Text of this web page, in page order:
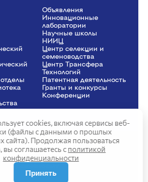
Объявления
Инновационные
лаборатории
Научные школы
НИИЦ
Центр селекции и
семеноводства
Центр Трансфера
Технологий
Патентная деятельность
Гранты и конкурсы
Конференции
образовательной организации
конфиденциальности
Структура сайта
2025
cookies, включая сервисы веб-
(файлы с данными о прошлых
сайта). Продолжая пользоваться
вы соглашаетесь с политикой
конфиденциальности
Принять